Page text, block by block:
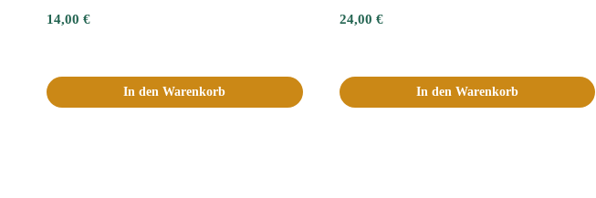
14,00 €
In den Warenkorb
24,00 €
In den Warenkorb